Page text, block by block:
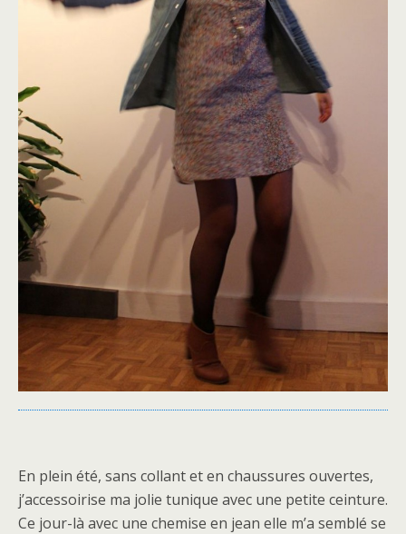
En plein été, sans collant et en chaussures ouvertes,
j’accessoirise ma jolie tunique avec une petite ceinture.
Ce jour-là avec une chemise en jean elle m’a semblé se